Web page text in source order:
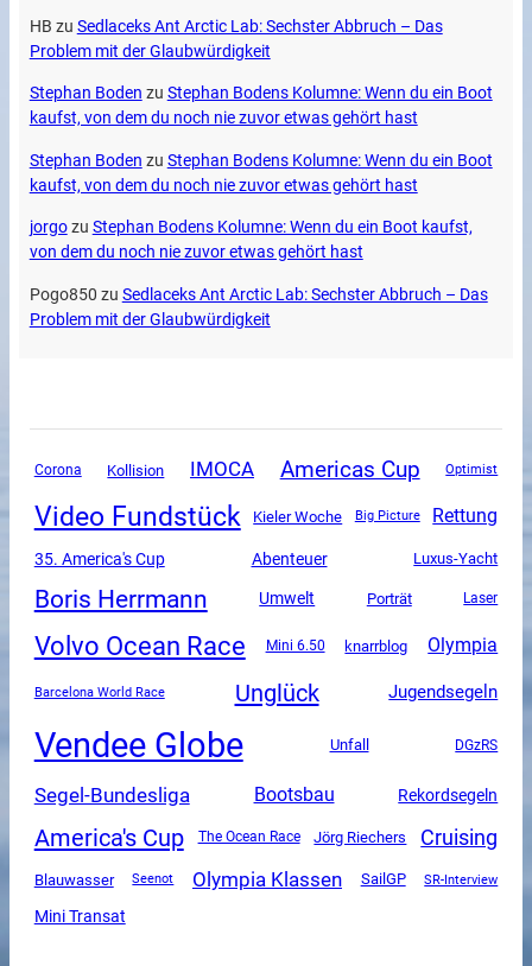
HB zu Sedlaceks Ant Arctic Lab: Sechster Abbruch – Das
Problem mit der Glaubwürdigkeit
Stephan Boden zu Stephan Bodens Kolumne: Wenn du ein Boot
kaufst, von dem du noch nie zuvor etwas gehört hast
Stephan Boden zu Stephan Bodens Kolumne: Wenn du ein Boot
kaufst, von dem du noch nie zuvor etwas gehört hast
jorgozu Stephan Bodens Kolumne: Wenn du ein Boot kaufst,
von dem du noch nie zuvor etwas gehört hast
Pogo850 zu Sedlaceks Ant Arctic Lab: Sechster Abbruch – Das
Problem mit der Glaubwürdigkeit
Corona Kollision IMOCA Americas Cup Optimist
Video Fundstück Kieler Woche Big Picture Rettung
35. America's Cup Abenteuer Luxus-Yacht
Boris Herrmann Umwelt Porträt Laser
Volvo Ocean Race Mini 6.50 knarrblog Olympia
Barcelona World Race Unglück Jugendsegeln
Vendee Globe Unfall DGzRS
Segel-Bundesliga Bootsbau Rekordsegeln
America's Cup The Ocean Race Jörg Riechers Cruising
Blauwasser Seenot Olympia Klassen SailGP SR-Interview
Mini Transat